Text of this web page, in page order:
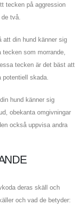
tecken på aggression
två.
att din hund känner sig
som morrande,
tecken är det bäst att
skada.
hund känner sig
obekanta omgivningar
också uppvisa andra
deras skäll och
och vad de betyder: